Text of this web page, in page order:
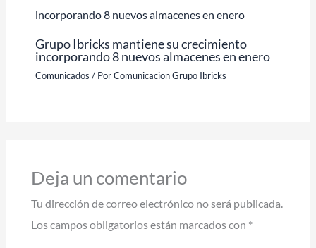
Grupo Ibricks mantiene su crecimiento
incorporando 8 nuevos almacenes en enero
Comunicados / PorComunicacion Grupo Ibricks
Deja un comentario
Tu dirección de correo electrónico no será publicada.
Los campos obligatorios están marcados con *